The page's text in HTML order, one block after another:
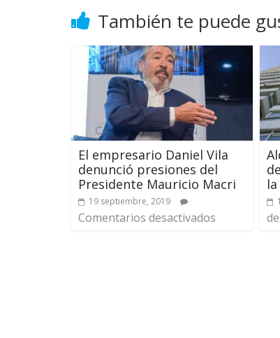
También te puede
El empresario Daniel Vila
denunció presiones del
Presidente Mauricio Macri
19 septiembre, 2019
Comentarios desactivados
la